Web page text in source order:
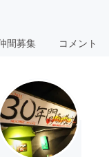
間募集 コメント